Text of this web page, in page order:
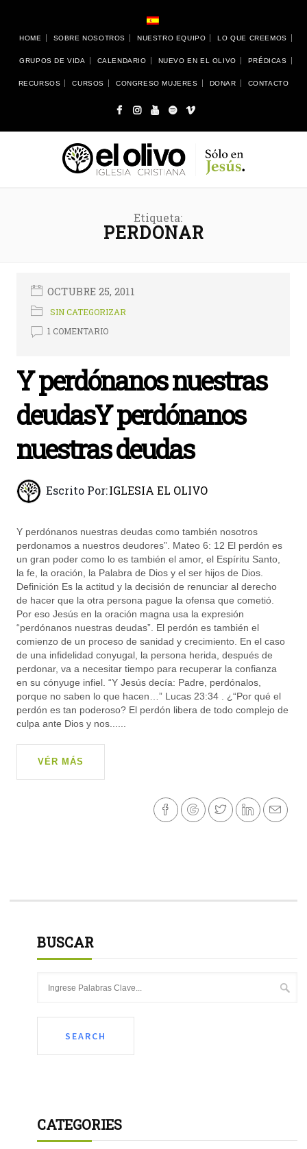
HOME SOBRE NOSOTROS NUESTRO EQUIPO LO QUE CREEMOS
GRUPOS DE VIDA CALENDARIO NUEVO EN EL OLIVO PRÉDICAS
RECURSOS CURSOS CONGRESO MUJERES DONAR CONTACTO
Etiqueta:
PERDONAR
OCTUBRE 25, 2011
SIN CATEGORIZAR
1 COMENTARIO
Y perdónanos nuestras
deudasY perdónanos
nuestras deudas
Escrito Por:IGLESIA EL OLIVO
Y perdónanos nuestras deudas como también nosotros
perdonamos a nuestros deudores”. Mateo 6: 12 El perdón es
un gran poder como lo es también el amor, el Espíritu Santo,
la fe, la oración, la Palabra de Dios y el ser hijos de Dios.
Definición Es la actitud y la decisión de renunciar al derecho
de hacer que la otra persona pague la ofensa que cometió.
Por eso Jesús en la oración magna usa la expresión
“perdónanos nuestras deudas”. El perdón es también el
comienzo de un proceso de sanidad y crecimiento. En el caso
de una infidelidad conyugal, la persona herida, después de
perdonar, va a necesitar tiempo para recuperar la confianza
en su cónyuge infiel. “Y Jesús decía: Padre, perdónalos,
porque no saben lo que hacen…” Lucas 23:34 . ¿“Por qué el
perdón es tan poderoso? El perdón libera de todo complejo de
culpa ante Dios y nos......
VÉR MÁS
BUSCAR
CATEGORIES